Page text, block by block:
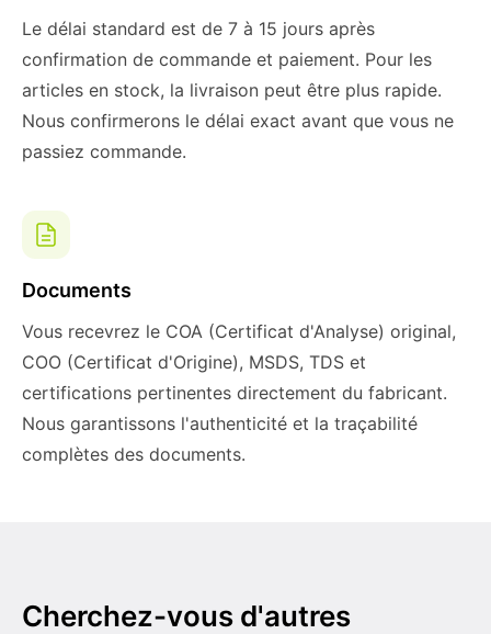
Le délai standard est de 7 à 15 jours après
confirmation de commande et paiement. Pour les
articles en stock, la livraison peut être plus rapide.
Nous confirmerons le délai exact avant que vous ne
passiez commande.
Documents
Vous recevrez le COA (Certificat d'Analyse) original,
COO (Certificat d'Origine), MSDS, TDS et
certifications pertinentes directement du fabricant.
Nous garantissons l'authenticité et la traçabilité
complètes des documents.
Cherchez-vous d'autres